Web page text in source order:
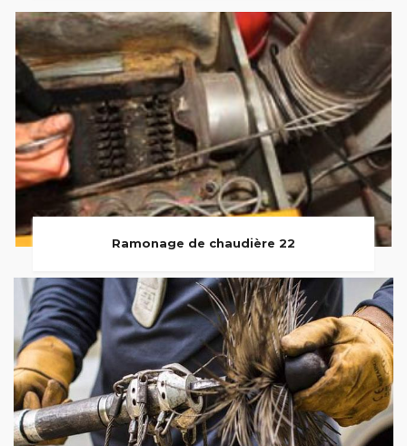
Ramonage de chaudière 22